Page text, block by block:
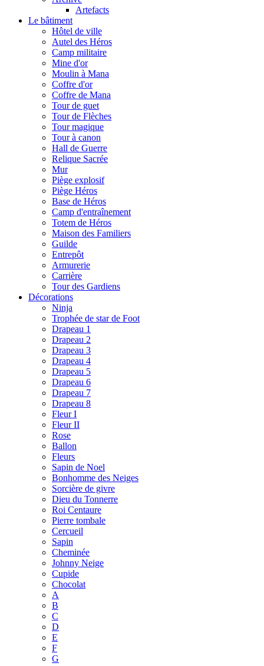
Artefacts
Le bâtiment
Hôtel de ville
Autel des Héros
Camp militaire
Mine d'or
Moulin à Mana
Coffre d'or
Coffre de Mana
Tour de guet
Tour de Flèches
Tour magique
Tour à canon
Hall de Guerre
Relique Sacrée
Mur
Piège explosif
Piège Héros
Base de Héros
Camp d'entraînement
Totem de Héros
Maison des Familiers
Guilde
Entrepôt
Armurerie
Carrière
Tour des Gardiens
Décorations
Ninja
Trophée de star de Foot
Drapeau 1
Drapeau 2
Drapeau 3
Drapeau 4
Drapeau 5
Drapeau 6
Drapeau 7
Drapeau 8
Fleur I
Fleur II
Rose
Ballon
Fleurs
Sapin de Noel
Bonhomme des Neiges
Sorcière de givre
Dieu du Tonnerre
Roi Centaure
Pierre tombale
Cercueil
Sapin
Cheminée
Johnny Neige
Cupide
Chocolat
A
B
C
D
E
F
G